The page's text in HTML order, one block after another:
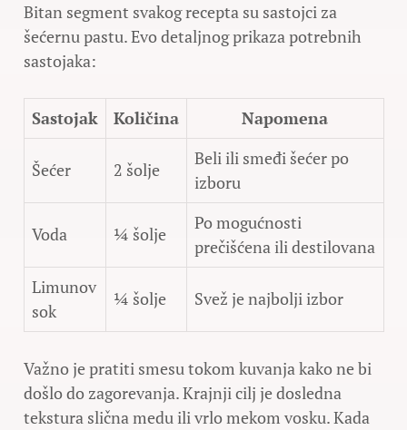
Bitan segment svakog recepta su sastojci za
šećernu pastu. Evo detaljnog prikaza potrebnih
sastojaka:
Sastojak Količina Napomena
Šećer 2 šolje
Beli ili smeđi šećer po
izboru
Voda ¼ šolje
Po mogućnosti
prečišćena ili destilovana
Limunov
sok
¼ šolje Svež je najbolji izbor
Važno je pratiti smesu tokom kuvanja kako ne bi
došlo do zagorevanja. Krajnji cilj je dosledna
tekstura slična medu ili vrlo mekom vosku. Kada